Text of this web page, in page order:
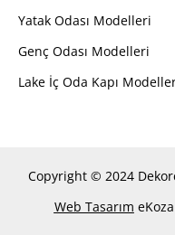
Yatak Odası Modelleri
Genç Odası Modelleri
Lake İç Oda Kapı
Copyright © 2024
Web Tasarım